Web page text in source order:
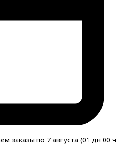
заказы по 7 августа (01 дн 00 ч